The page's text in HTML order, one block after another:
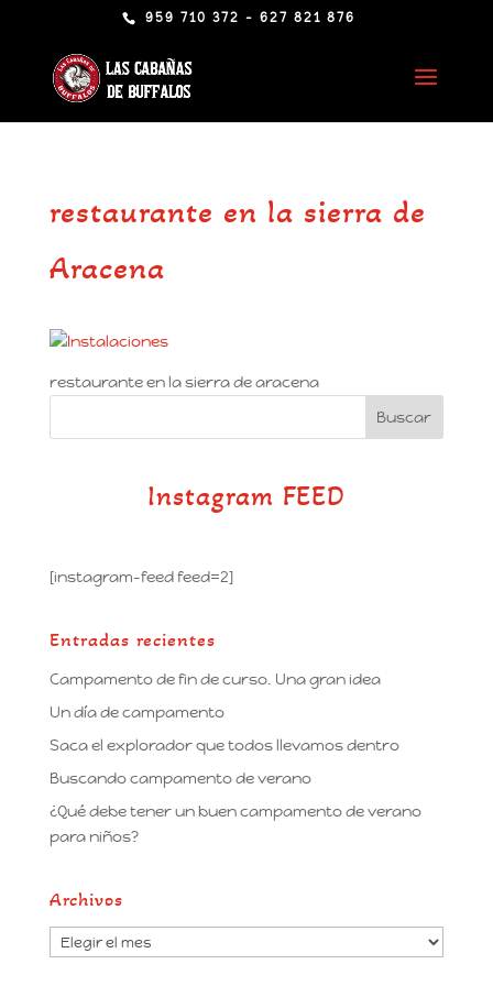
959 710 372 - 627 821 876
restaurante en la sierra de
Aracena
restaurante en la sierra de aracena
Instagram FEED
[instagram-feed feed=2]
Entradas recientes
Campamento de fin de curso. Una gran idea
Un día de campamento
Saca el explorador que todos llevamos dentro
Buscando campamento de verano
¿Qué debe tener un buen campamento de verano
para niños?
Archivos
Archivos